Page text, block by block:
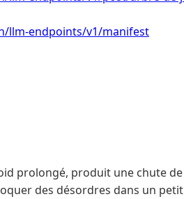
llm-endpoints/v1/manifest
prolongé, produit une chute
des désordres dans un